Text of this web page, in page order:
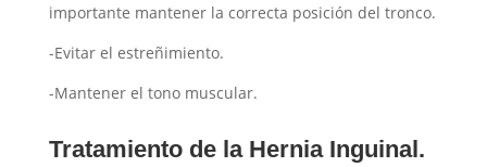
importante mantener la correcta posición del tronco.
-Evitar el estreñimiento.
-Mantener el tono muscular.
Tratamiento de la Hernia Inguinal.